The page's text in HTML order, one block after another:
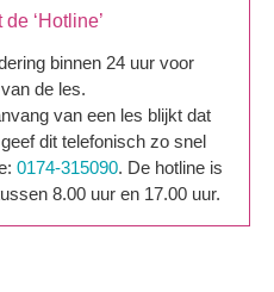
‘Hotline’
binnen 24 uur voor
de les.
van een les blijkt dat
dit telefonisch zo snel
0174-315090. De hotline is
8.00 uur en 17.00 uur.